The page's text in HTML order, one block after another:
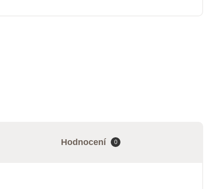
Hodnocení 0